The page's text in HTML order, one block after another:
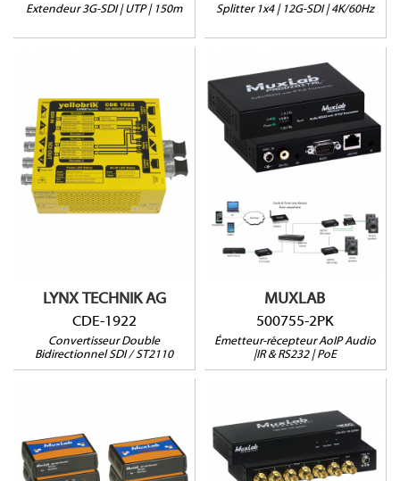
Extendeur 3G-SDI | UTP | 150m Splitter 1x4 | 12G-SDI | 4K/60Hz
LYNX TECHNIK AG
CDE-1922
Convertisseur Double
Bidirectionnel SDI / ST2110
CDE-1922
Jusqu'à 4 flux
3G/1,5G/SD-SDI
MUXLAB
500755-2PK
Émetteur-récepteur AoIP Audio
|IR & RS232 | PoE
500755-2PK
Émetteur ou Récepteur
Audio Stéréo analogique
jusqu'à 100m
Sortie Audio Numérique
RS232, IR et PoE
500700 500718